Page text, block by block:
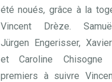
été noués, grâce à la
Vincent Drèze.
Jürgen Engerisser,
et Caroline Chisogne
premiers à suivre